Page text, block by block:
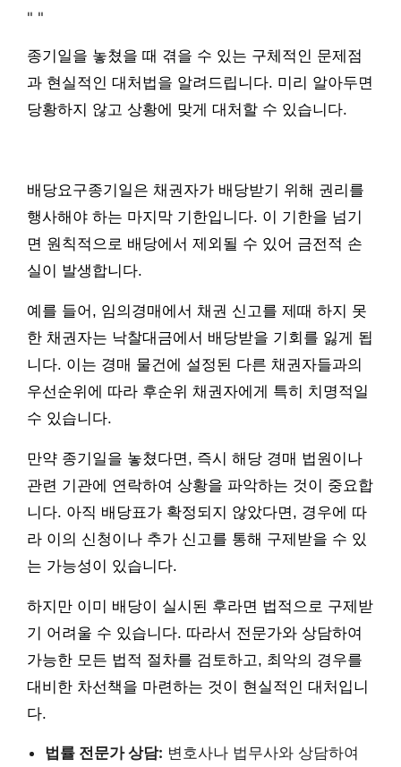
" "
종기일을 놓쳤을 때 겪을 수 있는 구체적인 문제점
과 현실적인 대처법을 알려드립니다. 미리 알아두면
당황하지 않고 상황에 맞게 대처할 수 있습니다.
배당요구종기일은 채권자가 배당받기 위해 권리를
행사해야 하는 마지막 기한입니다. 이 기한을 넘기
면 원칙적으로 배당에서 제외될 수 있어 금전적 손
실이 발생합니다.
예를 들어, 임의경매에서 채권 신고를 제때 하지 못
한 채권자는 낙찰대금에서 배당받을 기회를 잃게 됩
니다. 이는 경매 물건에 설정된 다른 채권자들과의
우선순위에 따라 후순위 채권자에게 특히 치명적일
수 있습니다.
만약 종기일을 놓쳤다면, 즉시 해당 경매 법원이나
관련 기관에 연락하여 상황을 파악하는 것이 중요합
니다. 아직 배당표가 확정되지 않았다면, 경우에 따
라 이의 신청이나 추가 신고를 통해 구제받을 수 있
는 가능성이 있습니다.
하지만 이미 배당이 실시된 후라면 법적으로 구제받
기 어려울 수 있습니다. 따라서 전문가와 상담하여
가능한 모든 법적 절차를 검토하고, 최악의 경우를
대비한 차선책을 마련하는 것이 현실적인 대처입니
다.
법률 전문가 상담: 변호사나 법무사와 상담하여